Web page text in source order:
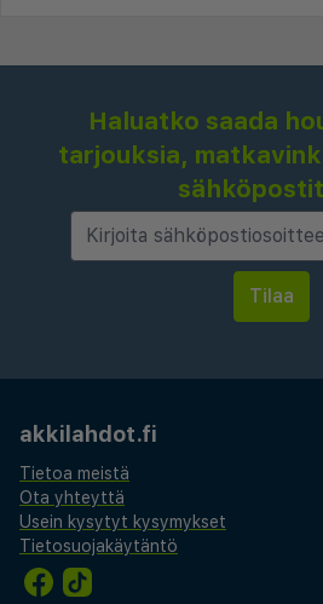
Haluatko saada
tarjouksia,
akkilahdot.fi
Tietoa meistä
Ota yhteyttä
Usein kysytyt kysymykset
Tietosuojakäytäntö